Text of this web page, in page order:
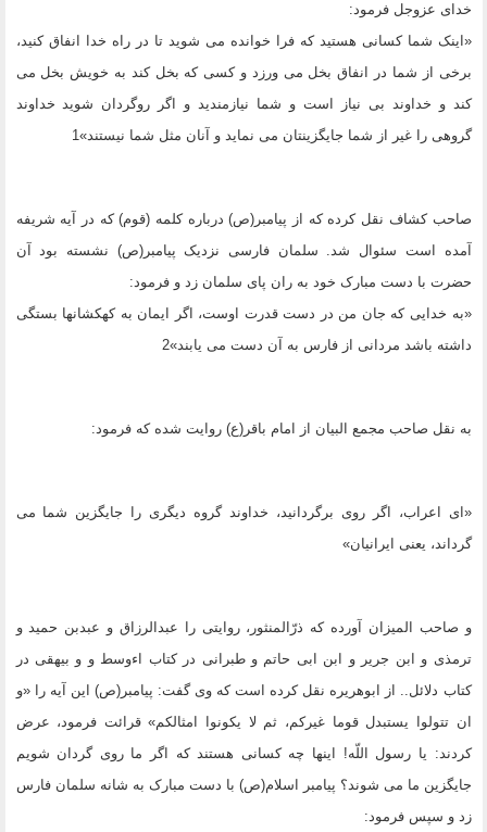
خداى عزوجل فرمود:
«اینک شما کسانى هستید که فرا خوانده مى شوید تا در راه خدا انفاق کنید،
برخى از شما در انفاق بخل مى ورزد و کسى که بخل کند به خویش بخل مى
کند و خداوند بى نیاز است و شما نیازمندید و اگر روگردان شوید خداوند
گروهى را غیر از شما جایگزینتان مى نماید و آنان مثل شما نیستند»1
صاحب کشاف نقل کرده که از پیامبر(ص) درباره کلمه (قوم) که در آیه شریفه
آمده است سئوال شد. سلمان فارسى نزدیک پیامبر(ص) نشسته بود آن
حضرت با دست مبارک خود به ران پاى سلمان زد و فرمود:
«به خدایى که جان من در دست قدرت اوست، اگر ایمان به کهکشانها بستگى
داشته باشد مردانى از فارس به آن دست مى یابند»2
به نقل صاحب مجمع البیان از امام باقر(ع) روایت شده که فرمود:
«اى اعراب، اگر روى برگردانید، خداوند گروه دیگرى را جایگزین شما مى
گرداند، یعنى ایرانیان»
و صاحب المیزان آورده که ذرّالمنثور، روایتى را عبدالرزاق و عبدبن حمید و
ترمذى و ابن جریر و ابن ابى حاتم و طبرانى در کتاب اءوسط و و بیهقى در
کتاب دلائل.. از ابوهریره نقل کرده است که وى گفت: پیامبر(ص) این آیه را «و
ان تتولوا یستبدل قوما غیرکم، ثم لا یکونوا امثالکم» قرائت فرمود، عرض
کردند: یا رسول اللّه! اینها چه کسانى هستند که اگر ما روى گردان شویم
جایگزین ما مى شوند؟ پیامبر اسلام(ص) با دست مبارک به شانه سلمان فارس
زد و سپس فرمود: